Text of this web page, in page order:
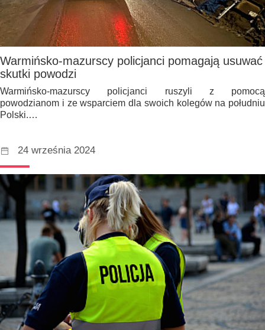
Warmińsko-mazurscy policjanci pomagają usuwać
skutki powodzi
Warmińsko-mazurscy policjanci ruszyli z pomocą
powodzianom i ze wsparciem dla swoich kolegów na południu
Polski.…
24 września 2024